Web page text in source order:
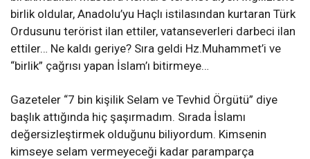
birlik oldular, Anadolu’yu Haçlı istilasından kurtaran Türk
Ordusunu terörist ilan ettiler, vatanseverleri darbeci ilan
ettiler… Ne kaldı geriye? Sıra geldi Hz.Muhammet’i ve
“birlik” çağrısı yapan İslam’ı bitirmeye…
Gazeteler “7 bin kişilik Selam ve Tevhid Örgütü” diye
başlık attığında hiç şaşırmadım. Sırada İslamı
değersizleştirmek olduğunu biliyordum. Kimsenin
kimseye selam vermeyeceği kadar paramparça